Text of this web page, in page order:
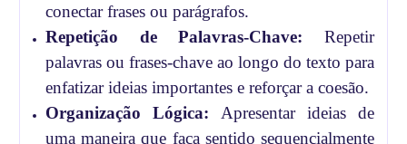
conectar frases ou parágrafos.
Repetição de Palavras-Chave: Repetir
palavras ou frases-chave ao longo do texto para
enfatizar ideias importantes e reforçar a coesão.
Organização Lógica: Apresentar ideias de
uma maneira que faça sentido sequencialmente